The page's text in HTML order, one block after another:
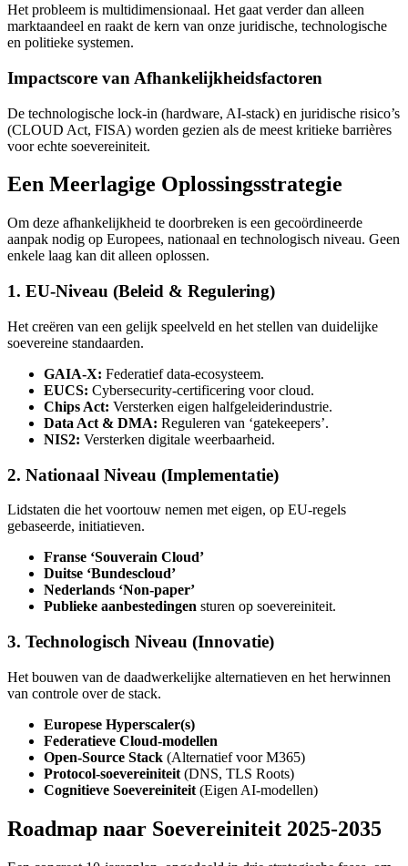
Het probleem is multidimensionaal. Het gaat verder dan alleen
marktaandeel en raakt de kern van onze juridische, technologische
en politieke systemen.
Impactscore van Afhankelijkheidsfactoren
De technologische lock-in (hardware, AI-stack) en juridische risico’s
(CLOUD Act, FISA) worden gezien als de meest kritieke barrières
voor echte soevereiniteit.
Een Meerlagige Oplossingsstrategie
Om deze afhankelijkheid te doorbreken is een gecoördineerde
aanpak nodig op Europees, nationaal en technologisch niveau. Geen
enkele laag kan dit alleen oplossen.
1. EU-Niveau (Beleid & Regulering)
Het creëren van een gelijk speelveld en het stellen van duidelijke
soevereine standaarden.
GAIA-X: Federatief data-ecosysteem.
EUCS: Cybersecurity-certificering voor cloud.
Chips Act: Versterken eigen halfgeleiderindustrie.
Data Act & DMA: Reguleren van ‘gatekeepers’.
NIS2: Versterken digitale weerbaarheid.
2. Nationaal Niveau (Implementatie)
Lidstaten die het voortouw nemen met eigen, op EU-regels
gebaseerde, initiatieven.
Franse ‘Souverain Cloud’
Duitse ‘Bundescloud’
Nederlands ‘Non-paper’
Publieke aanbestedingen sturen op soevereiniteit.
3. Technologisch Niveau (Innovatie)
Het bouwen van de daadwerkelijke alternatieven en het herwinnen
van controle over de stack.
Europese Hyperscaler(s)
Federatieve Cloud-modellen
Open-Source Stack (Alternatief voor M365)
Protocol-soevereiniteit (DNS, TLS Roots)
Cognitieve Soevereiniteit (Eigen AI-modellen)
Roadmap naar Soevereiniteit 2025-2035